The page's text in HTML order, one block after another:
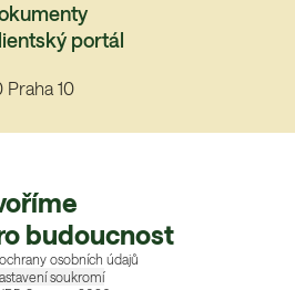
portál
Praha 10
budoucnost
osobních údajů
soukromí